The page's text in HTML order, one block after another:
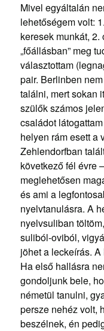
Mivel egyáltalán
lehetőségem volt:
keresek munkát,
„főállásban” meg
választottam
pair. Berlinben
találni, mert sokan
szülők számos
családot
helyen rám esett a
Zehlendorfban
következő fél évre
meglehetősen
és ami a
nyelvtanulásra. A
nyelvsuliban
suliból-oviból,
jöhet a leckeírás.
Ha első hallásra
gondoljunk bele,
németül tanulni,
persze nehéz volt,
beszélnek, én